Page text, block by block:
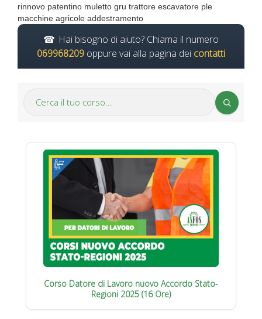
rinnovo patentino muletto gru trattore escavatore ple
macchine agricole addestramento
Hai bisogno di aiuto? Chiama il numero
069968209 oppure vai alla pagina dei contatti
Corso Datore di Lavoro nuovo Accordo Stato-
Regioni 2025 (16 Ore)